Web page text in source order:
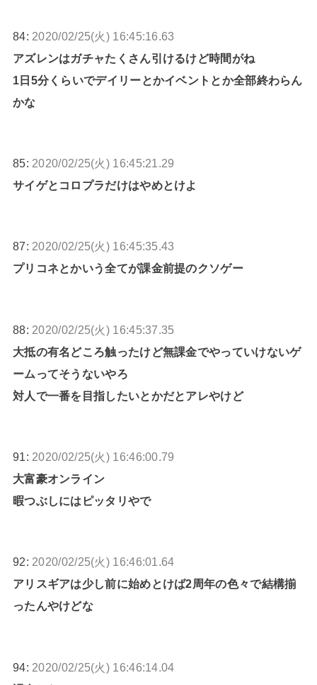
84: 2020/02/25(火) 16:45:16.63
アズレンはガチャたくさん引けるけど時間がね
1日5分くらいでデイリーとかイベントとか全部終わらん
かな
85: 2020/02/25(火) 16:45:21.29
サイゲとコロプラだけはやめとけよ
87: 2020/02/25(火) 16:45:35.43
プリコネとかいう全てが課金前提のクソゲー
88: 2020/02/25(火) 16:45:37.35
大抵の有名どころ触ったけど無課金でやっていけないゲ
ームってそうないやろ
対人で一番を目指したいとかだとアレやけど
91: 2020/02/25(火) 16:46:00.79
大富豪オンライン
暇つぶしにはピッタリやで
92: 2020/02/25(火) 16:46:01.64
アリスギアは少し前に始めとけば2周年の色々で結構揃
ったんやけどな
94: 2020/02/25(火) 16:46:14.04